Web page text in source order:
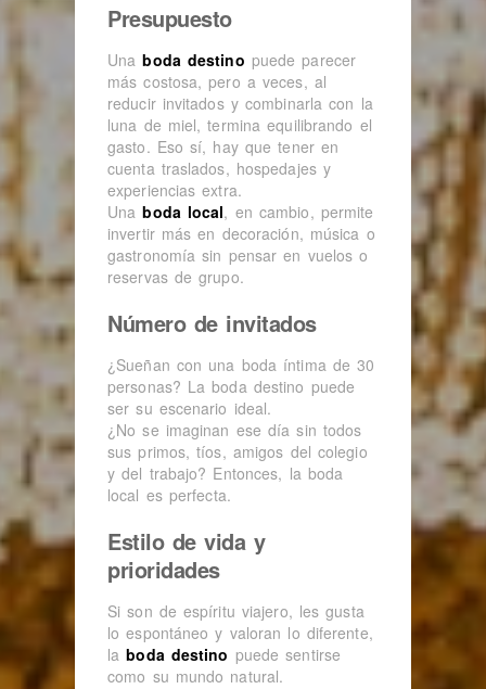
Presupuesto
Unaboda destino puede parecer
más costosa, pero a veces, al
reducir invitados y combinarla con la
luna de miel, termina equilibrando el
gasto. Eso sí, hay que tener en
cuenta traslados, hospedajes y
experiencias extra.
Unaboda local, en cambio, permite
invertir más en decoración, música o
gastronomía sin pensar en vuelos o
reservas de grupo.
Número de invitados
¿Sueñan con una boda íntima de 30
personas? La boda destino puede
ser su escenario ideal.
¿No se imaginan ese día sin todos
sus primos, tíos, amigos del colegio
y del trabajo? Entonces, la boda
local es perfecta.
Estilo de vida y
prioridades
Si son de espíritu viajero, les gusta
lo espontáneo y valoran lo diferente,
laboda destino puede sentirse
como su mundo natural.